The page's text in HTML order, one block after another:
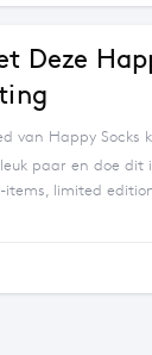
Deze
van Happy Socks
paar en doe
items, limited